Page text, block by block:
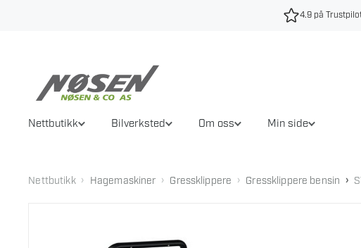
4.9 på
Nettbutikk Bilverksted Om oss Min side
Nettbutikk › Hagemaskiner › Gressklippere › Gressklippere bensin ›